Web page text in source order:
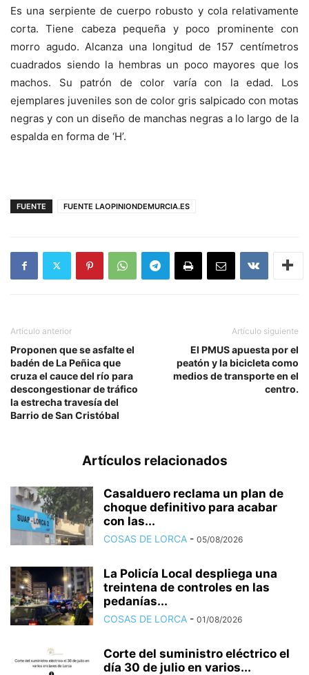
Es una serpiente de cuerpo robusto y cola relativamente
corta. Tiene cabeza pequeña y poco prominente con
morro agudo. Alcanza una longitud de 157 centímetros
cuadrados siendo la hembras un poco mayores que los
machos. Su patrón de color varía con la edad. Los
ejemplares juveniles son de color gris salpicado con motas
negras y con un diseño de manchas negras a lo largo de la
espalda en forma de ‘H’.
FUENTE FUENTE LAOPINIONDEMURCIA.ES
Artículo anterior
Proponen que se asfalte el
badén de La Peñica que
cruza el cauce del río para
descongestionar de tráfico
la estrecha travesía del
Barrio de San Cristóbal
Artículo siguiente
El PMUS apuesta por el
peatón y la bicicleta como
medios de transporte en el
centro.
Artículos relacionados
Casalduero reclama un plan de
choque definitivo para acabar
con las...
COSAS DE LORCA - 05/08/2026
La Policía Local despliega una
treintena de controles en las
pedanías...
COSAS DE LORCA - 01/08/2026
Corte del suministro eléctrico el
día 30 de julio en varios...